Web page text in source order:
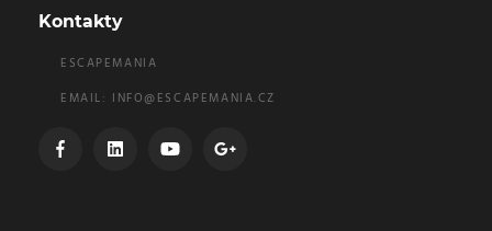
Kontakty
ESCAPEMANIA
EMAIL: INFO@ESCAPEMANIA.CZ